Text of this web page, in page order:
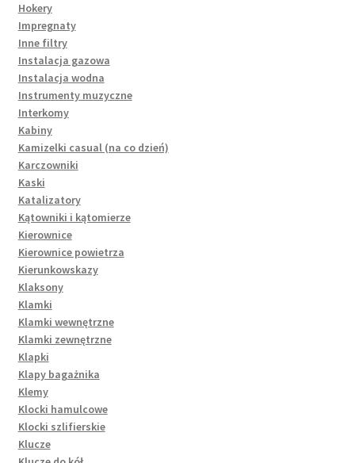
Hokery
Impregnaty
Inne filtry
Instalacja gazowa
Instalacja wodna
Instrumenty muzyczne
Interkomy
Kabiny
Kamizelki casual (na co dzień)
Karczowniki
Kaski
Katalizatory
Kątowniki i kątomierze
Kierownice
Kierownice powietrza
Kierunkowskazy
Klaksony
Klamki
Klamki wewnętrzne
Klamki zewnętrzne
Klapki
Klapy bagażnika
Klemy
Klocki hamulcowe
Klocki szlifierskie
Klucze